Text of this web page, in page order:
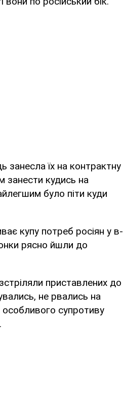
занесла їх на контрактну
занести кудись на
було піти куди
купу потреб росіян у в-
рясно йшли до
приставлених до
не рвались на
супротиву